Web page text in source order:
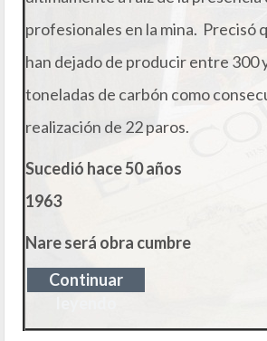
profesionales en la mina. Precisó
han dejado de producir entre 300
toneladas de carbón como
realización de 22 paros.
Sucedió hace 50 años
1963
Nare será obra cumbre
Continuar